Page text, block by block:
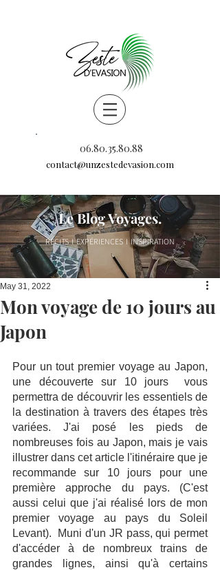
06.80.35.80.88
contact@unzestedevasion.com
Le Blog Voyages.
RÉCITS I EXPÉRIENCES I INSPIRATION
Mon voyage de 10 jours au
Japon
May 31, 2022
Pour un tout premier voyage au Japon,
une découverte sur 10 jours  vous
permettra de découvrir les essentiels de
la destination à travers des étapes très
variées. J'ai posé les pieds de
nombreuses fois au Japon, mais je vais
illustrer dans cet article l'itinéraire que je
recommande sur 10 jours pour une
première approche du pays. (C'est
aussi celui que j'ai réalisé lors de mon
premier voyage au pays du Soleil
Levant).  Muni d'un JR pass, qui permet
d'accéder à de nombreux trains de
grandes lignes, ainsi qu'à certains